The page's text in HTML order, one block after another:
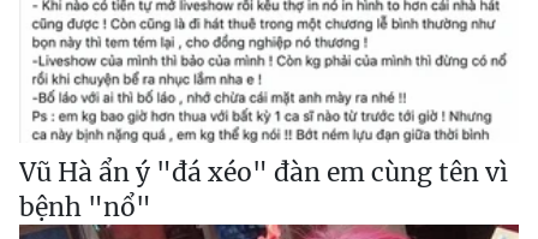
Vũ Hà ẩn ý "đá xéo" đàn em cùng tên vì
bệnh "nổ"